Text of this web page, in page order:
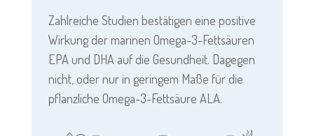
Zahlreiche Studien bestätigen eine positive
Wirkung der marinen Omega-3-Fettsäuren
EPA und DHA auf die Gesundheit. Dagegen
nicht, oder nur in geringem Maße für die
pflanzliche Omega-3-Fettsäure ALA.